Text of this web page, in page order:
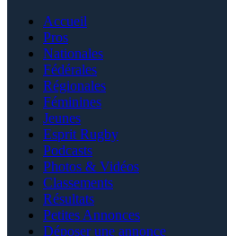
Accueil
Pros
Nationales
Fédérales
Régionales
Féminines
Jeunes
Esprit Rugby
Podcasts
Photos & Vidéos
Classements
Résultats
Petites Annonces
Déposer une annonce